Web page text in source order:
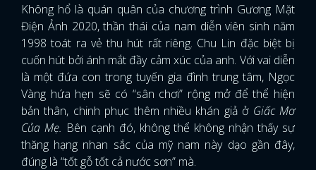
Không hổ là quán quân của chương trình Gương Mặt
Điện Ảnh 2020, thần thái của nam diễn viên sinh năm
1998 toát ra vẻ thu hút rất riêng. Chu Lin đặc biệt bị
cuốn hút bởi ánh mắt đầy cảm xúc của anh. Với vai diễn
là một đứa con trong tuyến gia đình trung tâm, Ngọc
Vàng hứa hẹn sẽ có “sân chơi” rộng mở để thể hiện
bản thân, chinh phục thêm nhiều khán giả ở Giấc Mơ
Của Mẹ. Bên cạnh đó, không thể không nhận thấy sự
thăng hạng nhan sắc của mỹ nam này dạo gần đây,
đúng là “tốt gỗ tốt cả nước sơn” mà.